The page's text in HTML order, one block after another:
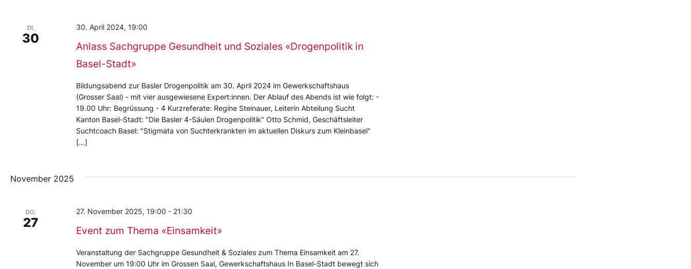
DI.
30
Anlass Sachgruppe Gesundheit und Soziales «Drogenpolitik in
Basel-Stadt»
30. April 2024, 19:00
Bildungsabend zur Basler Drogenpolitik am 30. April 2024 im Gewerkschaftshaus
(Grosser Saal) - mit vier ausgewiesene Expert:innen. Der Ablauf des Abends ist wie folgt: -
19.00 Uhr: Begrüssung - 4 Kurzreferate: Regine Steinauer, Leiterin Abteilung Sucht
Kanton Basel-Stadt: "Die Basler 4-Säulen Drogenpolitik" Otto Schmid, Geschäftsleiter
Suchtcoach Basel: "Stigmata von Suchterkrankten im aktuellen Diskurs zum Kleinbasel"
[…]
November 2025
DO.
27
Event zum Thema «Einsamkeit»
27. November 2025, 19:00 - 21:30
Veranstaltung der Sachgruppe Gesundheit & Soziales zum Thema Einsamkeit am 27.
November um 19:00 Uhr im Grossen Saal, Gewerkschaftshaus In Basel-Stadt bewegt sich